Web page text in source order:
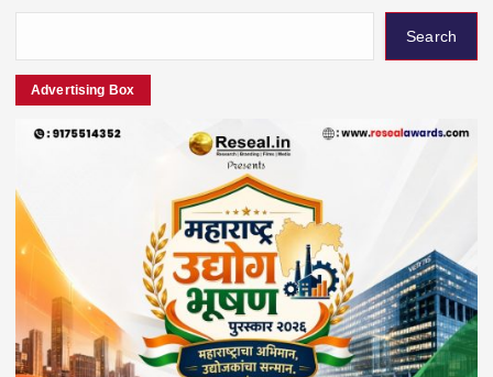
Search
Advertising Box